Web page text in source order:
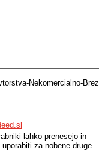
Nekomercialno-Brez
lahko prenesejo in
za nobene druge